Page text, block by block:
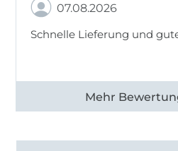
07.08.2026
Schnelle Lieferung und
Alle 82968